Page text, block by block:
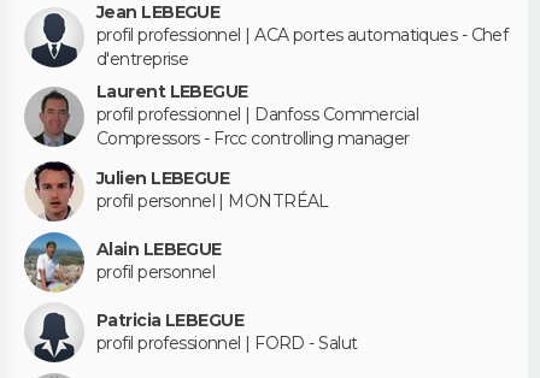
Jean LEBEGUE
profil professionnel | ACA portes automatiques - Chef
d'entreprise
Laurent LEBEGUE
profil professionnel | Danfoss Commercial
Compressors - Frcc controlling manager
Julien LEBEGUE
profil personnel | MONTRÉAL
Alain LEBEGUE
profil personnel
Patricia LEBEGUE
profil professionnel | FORD - Salut